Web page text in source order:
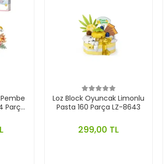
Parça
Loz Block Oyuncak Limonlu
Pasta 160 Parça LZ-8643
299,00 TL